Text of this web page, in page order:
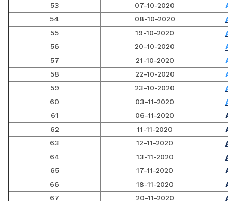
53 07-10-2020
54 08-10-2020
55 19-10-2020
56 20-10-2020
57 21-10-2020
58 22-10-2020
59 23-10-2020
60 03-11-2020
61 06-11-2020
62 11-11-2020
63 12-11-2020
64 13-11-2020
65 17-11-2020
66 18-11-2020
67 20-11-2020